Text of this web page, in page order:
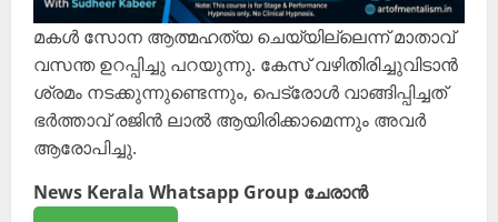
മകൾ സോന ആത്മഹത്യ ചെയ്യില്ലെന്ന് മാതാവ്
വസന്ത ഉറപ്പിച്ചു പറയുന്നു. കേസ് വഴിതിരിച്ചുവിടാൻ
ശ്രമം നടക്കുന്നുണ്ടെന്നും, പെട്രോൾ വാങ്ങിപ്പിച്ചത്
ഭർത്താവ് രജിൻ ലാൽ ആയിരിക്കാമെന്നും അവർ
ആരോപിച്ചു.
News Kerala Whatsapp Group ചേരാൻ